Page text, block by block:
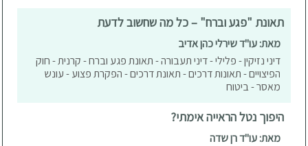
תאונת "פגע וברח" – כל מה שחשוב לדעת
מאת: עו"ד שירלי כהן אדיב
דיני נזיקין - פלילי - דיני תעבורה - תאונת פגע וברח - קרנית - חוק
הפיצויים - תאונות דרכים - תאונת דרכים - הפקרת פצוע - עונש
מאסר - ביטוח
היפוך נטל הראייה אימתי?
מאת: עו"ד רן שדה